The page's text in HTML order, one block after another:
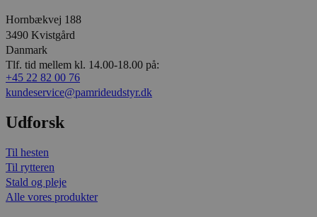
Hornbækvej 188
3490 Kvistgård
Danmark
Tlf. tid mellem kl. 14.00-18.00 på:
+45 22 82 00 76
kundeservice@pamrideudstyr.dk
Udforsk
Til hesten
Til rytteren
Stald og pleje
Alle vores produkter